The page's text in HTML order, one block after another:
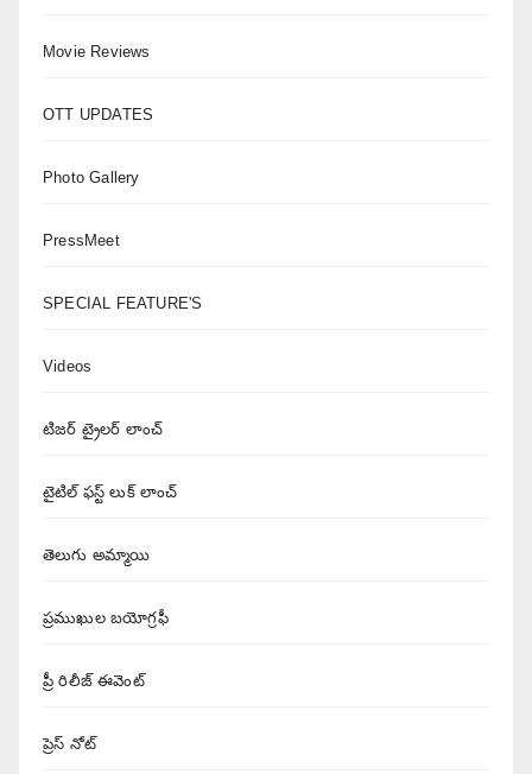
Movie Reviews
OTT UPDATES
Photo Gallery
PressMeet
SPECIAL FEATURE'S
Videos
టిజర్ ట్రైలర్ లాంచ్
టైటిల్ ఫస్ట్ లుక్ లాంచ్
తెలుగు అమ్మాయి
ప్రముఖుల బయోగ్రఫీ
ప్రీ రిలీజ్ ఈవెంట్
ప్రెస్ నోట్